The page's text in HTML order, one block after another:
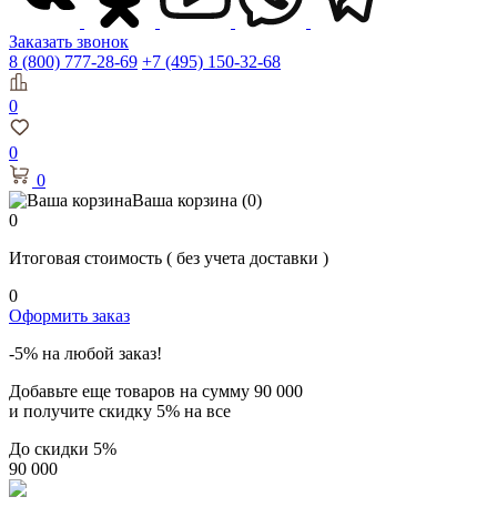
Заказать звонок
8 (800) 777-28-69 +7 (495) 150-32-68
0
0
0
Ваша корзина (0)
0
Итоговая стоимость ( без учета доставки )
0
Оформить заказ
-5% на любой заказ!
Добавьте еще товаров на сумму 90 000
и получите скидку 5% на все
До скидки 5%
90 000